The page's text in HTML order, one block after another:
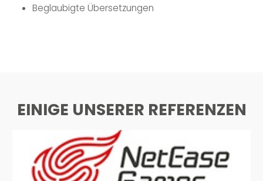
Beglaubigte Übersetzungen
EINIGE UNSERER REFERENZEN